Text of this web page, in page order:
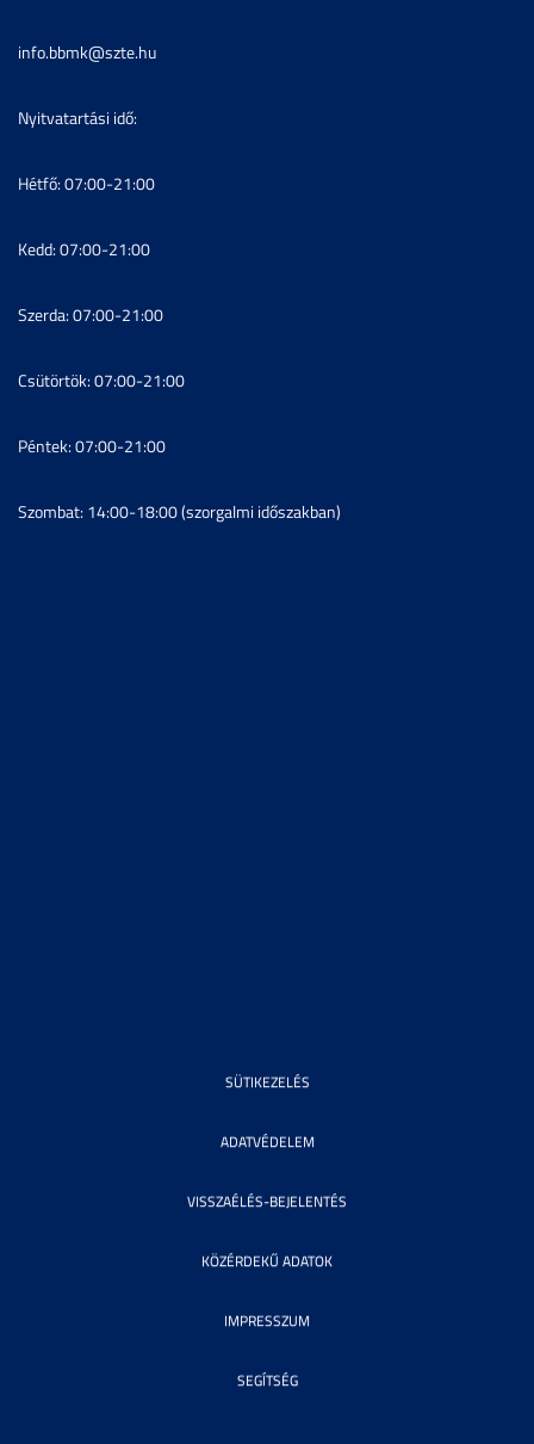
info.bbmk@szte.hu
Nyitvatartási idő:
Hétfő: 07:00-21:00
Kedd: 07:00-21:00
Szerda: 07:00-21:00
Csütörtök: 07:00-21:00
Péntek: 07:00-21:00
Szombat: 14:00-18:00 (szorgalmi időszakban)
SÜTIKEZELÉS
ADATVÉDELEM
VISSZAÉLÉS-BEJELENTÉS
KÖZÉRDEKŰ ADATOK
IMPRESSZUM
SEGÍTSÉG